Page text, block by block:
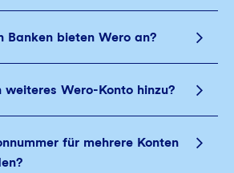
Banken bieten Wero an?
Wero-Konto hinzu?
für mehrere Konten